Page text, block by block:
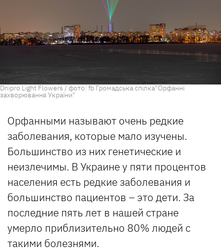
Dnipro Light Flowers / фото: fb Громадська спілка"Орфанні
захворювання України"
Орфанными называют очень редкие
заболевания, которые мало изучены.
Большинство из них генетические и
неизлечимы. В Украине у пяти процентов
населения есть редкие заболевания и
большинство пациентов – это дети. За
последние пять лет в нашей стране
умерло приблизительно 80% людей с
такими болезнями.